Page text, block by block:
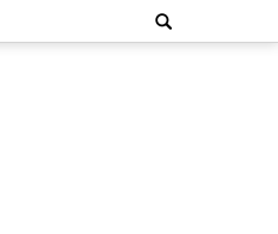
Search
for: